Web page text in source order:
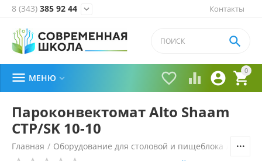
Контакты
8 (343) 385 92 44 
0


 

 МЕНЮ 
Пароконвектомат Alto Shaam
CTP/SK 10-10
Главная / Оборудование для столовой и пищеблока